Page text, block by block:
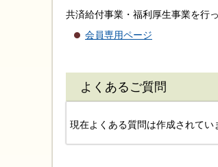
共済給付事業・福利厚生事業を行
会員専用ページ
よくあるご質問
現在よくある質問は作成されてい